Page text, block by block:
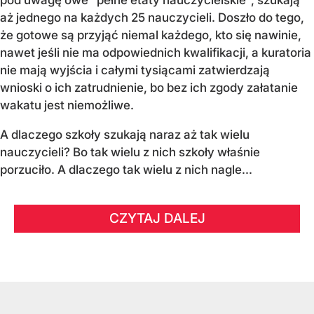
aż jednego na każdych 25 nauczycieli. Doszło do tego,
że gotowe są przyjąć niemal każdego, kto się nawinie,
nawet jeśli nie ma odpowiednich kwalifikacji, a kuratoria
nie mają wyjścia i całymi tysiącami zatwierdzają
wnioski o ich zatrudnienie, bo bez ich zgody załatanie
wakatu jest niemożliwe.
A dlaczego szkoły szukają naraz aż tak wielu
nauczycieli? Bo tak wielu z nich szkoły właśnie
porzuciło. A dlaczego tak wielu z nich nagle...
CZYTAJ DALEJ